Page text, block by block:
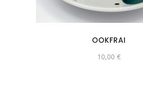
OOKFRAI
10,00 €